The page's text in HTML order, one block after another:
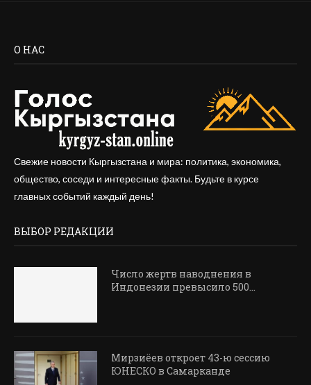
О НАС
Свежие новости Кыргызстана и мира: политика, экономика,
общество, соседи и интересные факты. Будьте в курсе
главных событий каждый день!
ВЫБОР РЕДАКЦИИ
Число жертв наводнения в
Индонезии превысило 500...
Мирзиёев откроет 43-ю сессию
ЮНЕСКО в Самарканде